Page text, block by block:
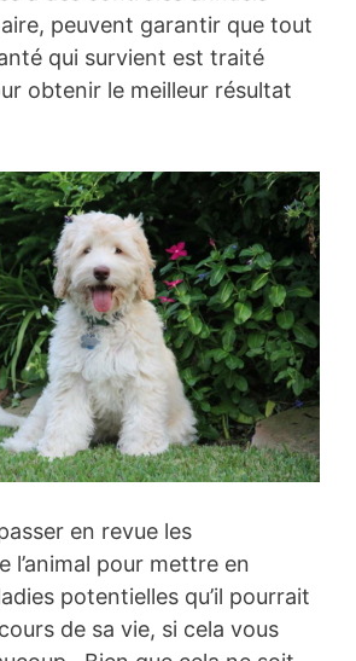
peuvent garantir que tout
qui survient est traité
obtenir le meilleur résultat
en revue les
l’animal pour mettre en
potentielles qu’il pourrait
de sa vie, si cela vous